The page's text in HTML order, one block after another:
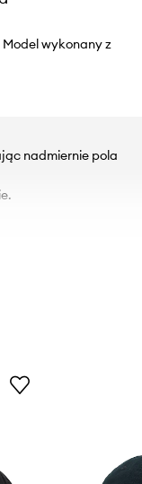
wykonany z
nadmiernie pola